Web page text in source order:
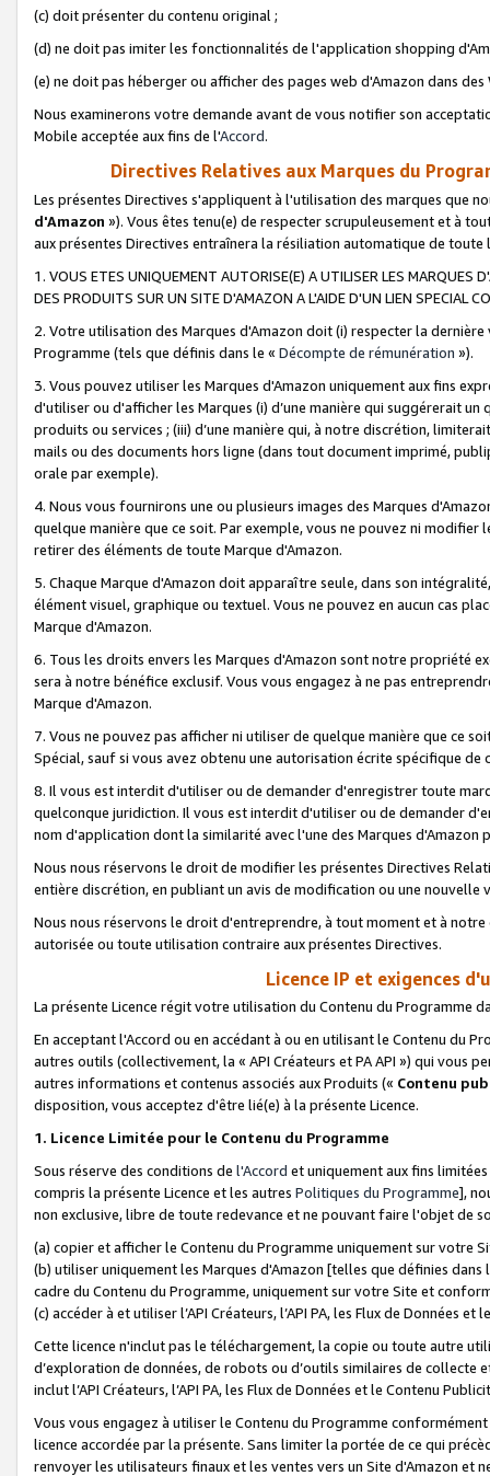
(c) doit présenter du contenu original ;
(d) ne doit pas imiter les fonctionnalités de l'application shopping
(e) ne doit pas héberger ou afficher des pages web d'Amazon dans
Nous examinerons votre demande avant de vous notifier son
Mobile acceptée aux fins de l'Accord.
Directives Relatives aux Marques du
Les présentes Directives s'appliquent à l'utilisation des marques que
d'Amazon »). Vous êtes tenu(e) de respecter scrupuleusement et à
aux présentes Directives entraînera la résiliation automatique de
1. VOUS ETES UNIQUEMENT AUTORISE(E) A UTILISER LES MARQUES
DES PRODUITS SUR UN SITE D'AMAZON A L'AIDE D'UN LIEN SPECIAL
2. Votre utilisation des Marques d'Amazon doit (i) respecter la
Programme (tels que définis dans le « Décompte de rémunération »).
3. Vous pouvez utiliser les Marques d'Amazon uniquement aux fins
d'utiliser ou d'afficher les Marques (i) d’une manière qui suggérerait
produits ou services ; (iii) d’une manière qui, à notre discrétion,
mails ou des documents hors ligne (dans tout document imprimé,
orale par exemple).
4. Nous vous fournirons une ou plusieurs images des Marques
quelque manière que ce soit. Par exemple, vous ne pouvez ni
retirer des éléments de toute Marque d'Amazon.
5. Chaque Marque d'Amazon doit apparaître seule, dans son
élément visuel, graphique ou textuel. Vous ne pouvez en aucun cas
Marque d'Amazon.
6. Tous les droits envers les Marques d'Amazon sont notre propriété
sera à notre bénéfice exclusif. Vous vous engagez à ne pas
Marque d'Amazon.
7. Vous ne pouvez pas afficher ni utiliser de quelque manière que ce
Spécial, sauf si vous avez obtenu une autorisation écrite spécifique de
8. Il vous est interdit d'utiliser ou de demander d'enregistrer toute
quelconque juridiction. Il vous est interdit d'utiliser ou de demander
nom d'application dont la similarité avec l'une des Marques
Nous nous réservons le droit de modifier les présentes Directives
entière discrétion, en publiant un avis de modification ou une nouvelle
Nous nous réservons le droit d'entreprendre, à tout moment et à
autorisée ou toute utilisation contraire aux présentes Directives.
Licence IP et exigences
La présente Licence régit votre utilisation du Contenu du Programme
En acceptant l'Accord ou en accédant à ou en utilisant le Contenu du
autres outils (collectivement, la « API Créateurs et PA API ») qui vous
autres informations et contenus associés aux Produits (« Contenu
disposition, vous acceptez d'être lié(e) à la présente Licence.
1. Licence Limitée pour le Contenu du Programme
Sous réserve des conditions de l'Accord et uniquement aux fins
compris la présente Licence et les autres Politiques du Programme],
non exclusive, libre de toute redevance et ne pouvant faire l'objet de
(a) copier et afficher le Contenu du Programme uniquement sur votre
(b) utiliser uniquement les Marques d'Amazon [telles que définies dans
cadre du Contenu du Programme, uniquement sur votre Site et
(c) accéder à et utiliser l’API Créateurs, l’API PA, les Flux de Données
Cette licence n'inclut pas le téléchargement, la copie ou toute autre
d’exploration de données, de robots ou d’outils similaires de
inclut l’API Créateurs, l’API PA, les Flux de Données et le Contenu
Vous vous engagez à utiliser le Contenu du Programme
licence accordée par la présente. Sans limiter la portée de ce qui
renvoyer les utilisateurs finaux et les ventes vers un Site d'Amazon et